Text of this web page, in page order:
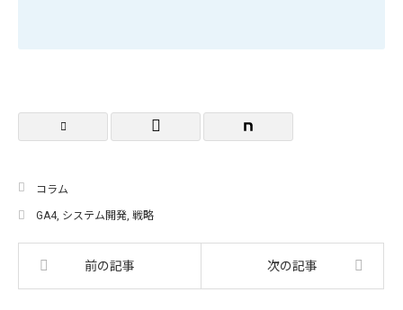
コラム
GA4, システム開発 戦略
前の記事 次の記事